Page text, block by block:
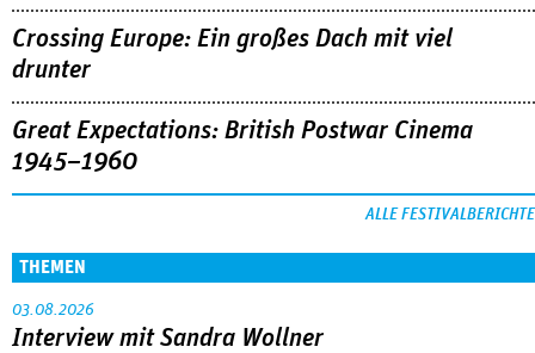
Crossing Europe: Ein großes Dach mit viel
drunter
Great Expectations: British Postwar Cinema
1945–1960
ALLE FESTIVALBERICHTE
THEMEN
03.08.2026
Interview mit Sandra Wollner